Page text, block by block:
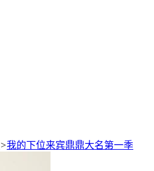
>我的下位来宾鼎鼎大名第一季